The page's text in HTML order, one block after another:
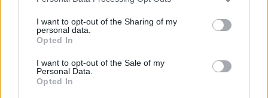
not limited to your visit or usage behaviour. You may click to
grant or deny consent to Google and its third-party tags to
use your data for below specified purposes in below Google
consent section.
I want to opt-out of the Sharing of my
personal data.
Opted In
I want to opt-out of the Sale of my
Personal Data.
Opted In
STARTUP